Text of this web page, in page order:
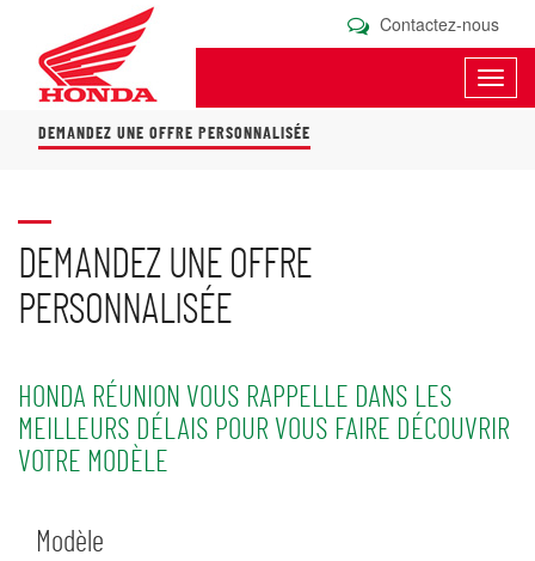
Contactez-nous
DEMANDEZ UNE OFFRE PERSONNALISÉE
DEMANDEZ UNE OFFRE
PERSONNALISÉE
HONDA RÉUNION VOUS RAPPELLE DANS LES
MEILLEURS DÉLAIS POUR VOUS FAIRE DÉCOUVRIR
VOTRE MODÈLE
Modèle